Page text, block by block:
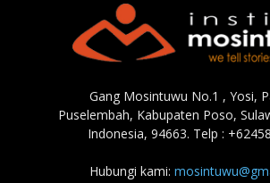
Gang Mosintuwu No.1 , Yosi,
Puselembah, Kabupaten Poso,
Indonesia, 94663. Telp :
Hubungi kami: